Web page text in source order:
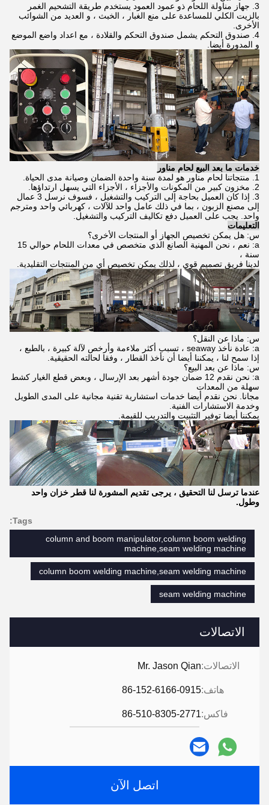
الاتصالات
الاتصالات:Mr. Jason Qian
هاتف:86-152-6166-0915
فاكس:86-510-8305-2771
اتصل الآن
3. جهاز مناولة اللحام ذو عمود العمود يستخدم طريقة التشحيم الغمر
بالزيت الكلي للمساعدة على منع الغبار ، الخبث ، و العديد من الشوائب
الأخرى.
4. صندوق التحكم يشمل صندوق التحكم والقلادة ، مع اعداد واضع الموضع
و المدورة أيضا.
خدمات ما بعد البيع لحام مناور
1. منتجاتنا لحام مناور هو لمدة سنة واحدة الضمان وصيانة مدى الحياة.
2. مخزون كبير من المكونات والأجزاء ، الأجزاء التي يسهل ارتداؤها.
3.
إذا كان العميل بحاجة إلى التركيب والتشغيل ، فسوف نرسل 3 عمال
إلى مصنع الزبون ، بما في ذلك عامل واحد للآلات ، كهربائي واحد ومترجم
واحد. يجب على العميل دفع تكاليف التركيب والتشغيل.
التعليمات
س: هل يمكن تخصيص الجهاز أو المنتجات الأخرى؟
a: نعم ، نحن المهنية الصانع الذي متخصص في معدات اللحام حوالي 15
سنة ،
لدينا فريق تصميم قوي ، لذلك يمكن تخصيص أي من المنتجات التقليدية.
س: ماذا عن النقل؟
a: عادة نأخذ seaway ، تسبب أكثر ملاءمة وأرخص لآلة كبيرة ، بالطبع ،
إذا سمح لنا ، يمكننا أيضا أن نأخذ القطار ، وفقا لحالته الحقيقية.
س: ماذا عن بعد البيع؟
a: نحن نقدم 12 ضمان جودة أشهر بعد الإرسال ، وبعض قطع الغيار كشط
سهلة من المعدات
مجانا. نحن نقدم أيضا خدمات استشارية تقنية مجانية على المدى الطويل
وخدمة الاستشارات الفنية.
يمكننا أيضا توفير التثبيت والتدريب للقيمة.
عندما ترسل لنا التحقيق ، يرجى تقديم المشورة لنا قطر خزان واحد
وطول.
Tags:
column and boom manipulator,column boom welding
machine,seam welding machine
column boom welding machine,seam welding machine
seam welding machine